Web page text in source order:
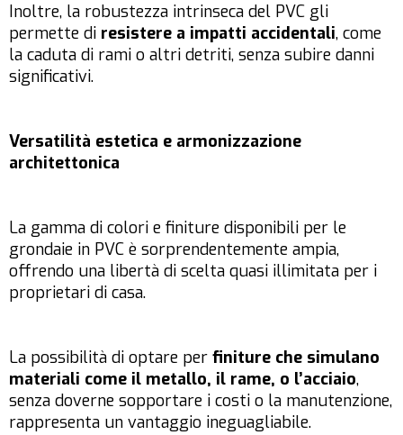
Inoltre, la robustezza intrinseca del PVC gli
permette di resistere a impatti accidentali, come
la caduta di rami o altri detriti, senza subire danni
significativi.
Versatilità estetica e armonizzazione
architettonica
La gamma di colori e finiture disponibili per le
grondaie in PVC è sorprendentemente ampia,
offrendo una libertà di scelta quasi illimitata per i
proprietari di casa.
La possibilità di optare per finiture che simulano
materiali come il metallo, il rame, o l’acciaio,
senza doverne sopportare i costi o la manutenzione,
rappresenta un vantaggio ineguagliabile.